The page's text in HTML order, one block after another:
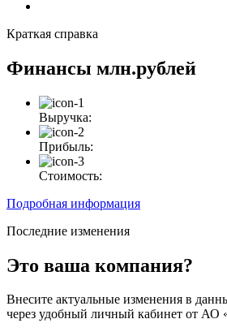
Краткая справка
Финансы млн.рублей
Выручка:
Прибыль:
Стоимость:
Подробная информация
Последние изменения
Это ваша компания?
Внесите актуальные изменения в
через удобный личный кабинет от АО